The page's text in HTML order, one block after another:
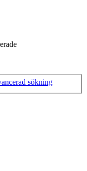
sökning